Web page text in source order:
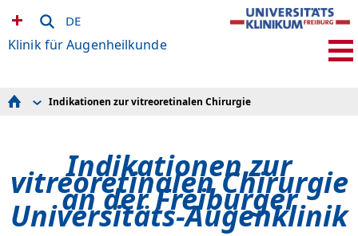
DE
Klinik für Augenheilkunde
Für Studierende
Klinische Studien
Forschung & Labore
Schule für Orthoptik
Mitarbeiter*innen
Augennetz Südbaden
Indikationen zur vitreoretinalen Chirurgie
Indikationen zur
vitreoretinalen Chirurgie
an der Freiburger
Universitäts-Augenklinik